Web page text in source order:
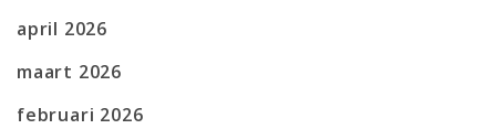
april 2026
maart 2026
februari 2026